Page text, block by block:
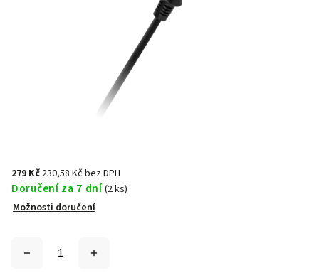
279 Kč 230,58 Kč bez DPH
Doručení za 7 dní(2 ks)
Možnosti doručení